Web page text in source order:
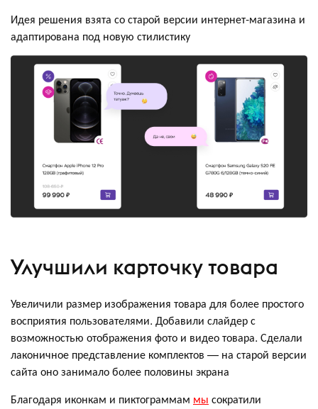
Идея решения взята со старой версии интернет-магазина и
адаптирована под новую стилистику
Улучшили карточку товара
Увеличили размер изображения товара для более простого
восприятия пользователями. Добавили слайдер с
возможностью отображения фото и видео товара. Сделали
лаконичное представление комплектов — на старой версии
сайта оно занимало более половины экрана
Благодаря иконкам и пиктограммам мы сократили